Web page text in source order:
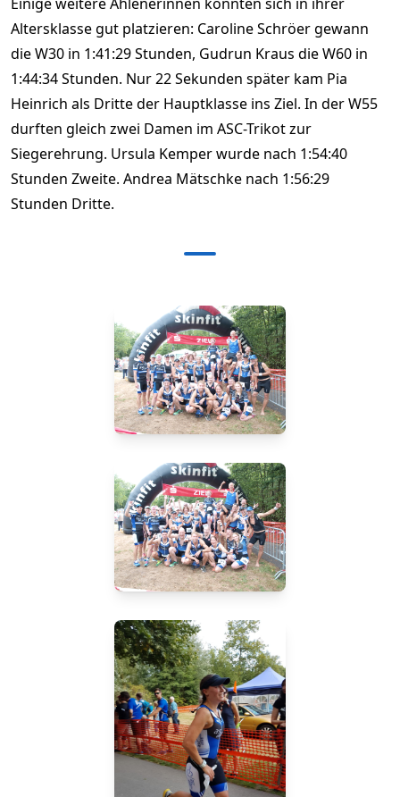
Altersklasse gut platzieren: Caroline Schröer gewann
die W30 in 1:41:29 Stunden, Gudrun Kraus die W60 in
1:44:34 Stunden. Nur 22 Sekunden später kam Pia
Heinrich als Dritte der Hauptklasse ins Ziel. In der W55
durften gleich zwei Damen im ASC-Trikot zur
Siegerehrung. Ursula Kemper wurde nach 1:54:40
Stunden Zweite. Andrea Mätschke nach 1:56:29
Stunden Dritte.